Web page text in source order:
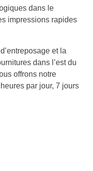
dans le
impressions rapides
et la
dans l’est du
offrons notre
par jour, 7 jours